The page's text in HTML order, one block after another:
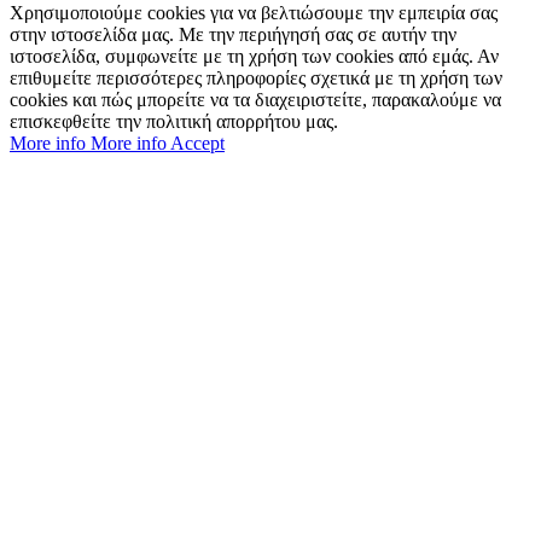
Χρησιμοποιούμε cookies για να βελτιώσουμε την εμπειρία σας
στην ιστοσελίδα μας. Με την περιήγησή σας σε αυτήν την
ιστοσελίδα, συμφωνείτε με τη χρήση των cookies από εμάς. Αν
επιθυμείτε περισσότερες πληροφορίες σχετικά με τη χρήση των
cookies και πώς μπορείτε να τα διαχειριστείτε, παρακαλούμε να
επισκεφθείτε την πολιτική απορρήτου μας.
More info More info Accept